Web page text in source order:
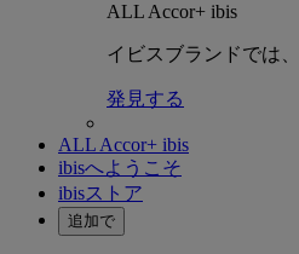
ALL Accor+ ibis
イビスブランドでは、
発見する
ALL Accor+ ibis
ibisへようこそ
ibisストア
追加で